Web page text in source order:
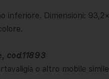
inferiore. Dimensioni:
cod.11893
o altro mobile